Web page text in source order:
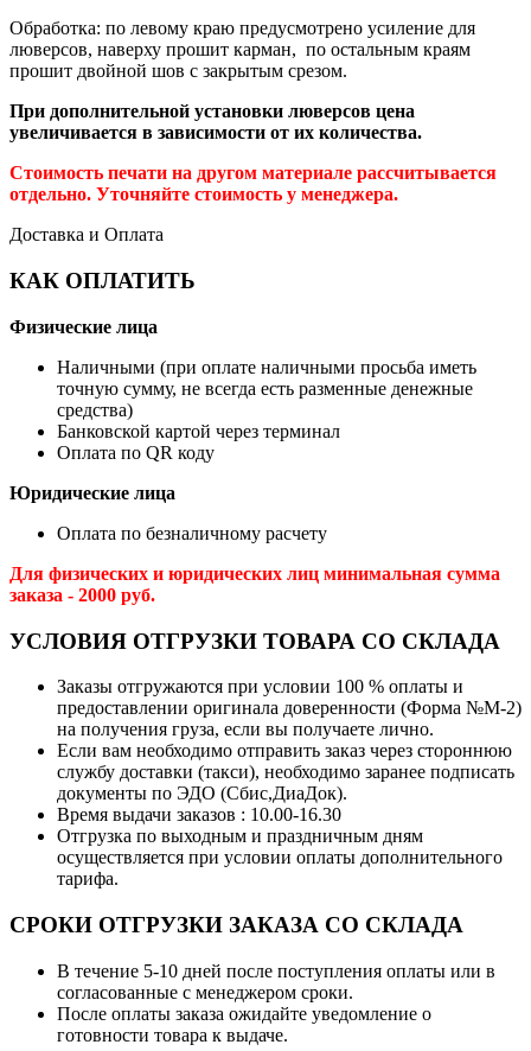
Обработка: по левому краю предусмотрено усиление для
люверсов, наверху прошит карман, по остальным краям
прошит двойной шов с закрытым срезом.
При дополнительной установки люверсов цена
увеличивается в зависимости от их количества.
Стоимость печати на другом материале рассчитывается
отдельно. Уточняйте стоимость у менеджера.
Доставка и Оплата
КАК ОПЛАТИТЬ
Физические лица
Наличными (при оплате наличными просьба иметь
точную сумму, не всегда есть разменные денежные
средства)
Банковской картой через терминал
Оплата по QR коду
Юридические лица
Оплата по безналичному расчету
Для физических и юридических лиц минимальная сумма
заказа - 2000 руб.
УСЛОВИЯ ОТГРУЗКИ ТОВАРА СО СКЛАДА
Заказы отгружаются при условии 100 % оплаты и
предоставлении оригинала доверенности (Форма №М-2)
на получения груза, если вы получаете лично.
Если вам необходимо отправить заказ через стороннюю
службу доставки (такси), необходимо заранее подписать
документы по ЭДО (Сбис,ДиаДок).
Время выдачи заказов : 10.00-16.30
Отгрузка по выходным и праздничным дням
осуществляется при условии оплаты дополнительного
тарифа.
СРОКИ ОТГРУЗКИ ЗАКАЗА СО СКЛАДА
В течение 5-10 дней после поступления оплаты или в
согласованные с менеджером сроки.
После оплаты заказа ожидайте уведомление о
готовности товара к выдаче.